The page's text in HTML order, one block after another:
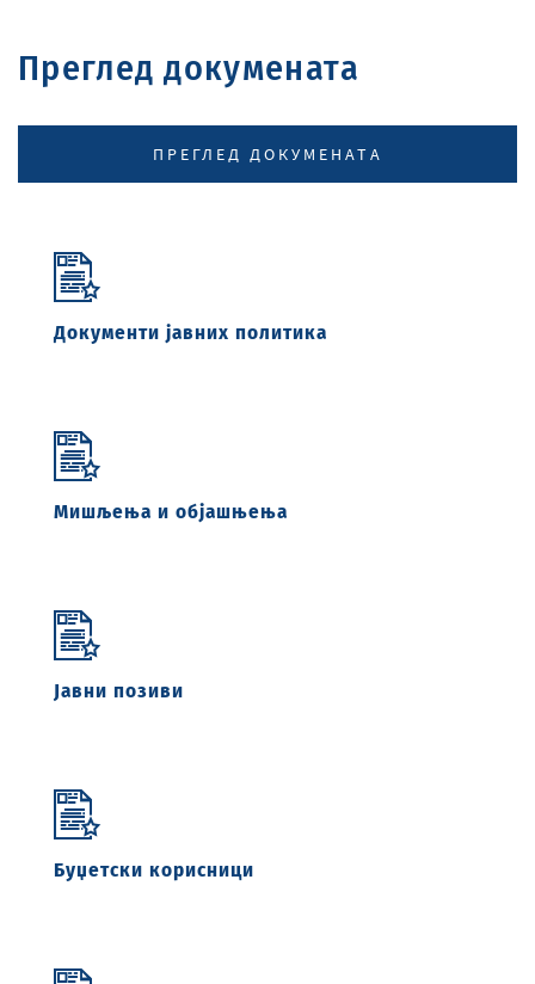
Преглед докуменатa
ПРЕГЛЕД ДОКУМЕНАТA
Документи јавних политика
Мишљења и објашњења
Јавни позиви
Буџетски корисници